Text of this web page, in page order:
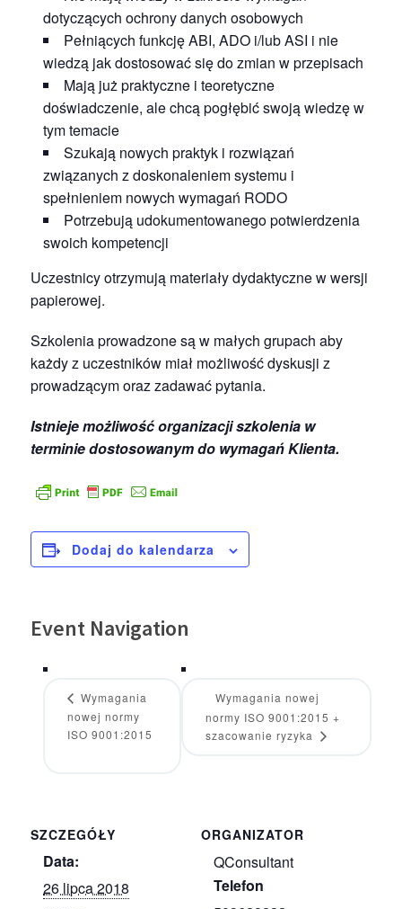
dotyczących ochrony danych osobowych
Pełniących funkcję ABI, ADO i/lub ASI i nie
wiedzą jak dostosować się do zmian w przepisach
Mają już praktyczne i teoretyczne
doświadczenie, ale chcą pogłębić swoją wiedzę w
tym temacie
Szukają nowych praktyk i rozwiązań
związanych z doskonaleniem systemu i
spełnieniem nowych wymagań RODO
Potrzebują udokumentowanego potwierdzenia
swoich kompetencji
Uczestnicy otrzymują materiały dydaktyczne w wersji
papierowej.
Szkolenia prowadzone są w małych grupach aby
każdy z uczestników miał możliwość dyskusji z
prowadzącym oraz zadawać pytania.
Istnieje możliwość organizacji szkolenia w
terminie dostosowanym do wymagań Klienta.
Dodaj do kalendarza
SZCZEGÓŁY
Data:
26 lipca 2018
ORGANIZATOR
QConsultant
Telefon
Event Navigation
Wymagania
nowej normy
ISO 9001:2015
Wymagania nowej
normy ISO 9001:2015 +
szacowanie ryzyka